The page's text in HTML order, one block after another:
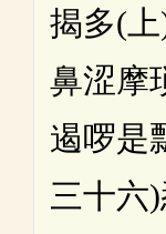
揭多(
鼻涩摩
遏啰是
三十六